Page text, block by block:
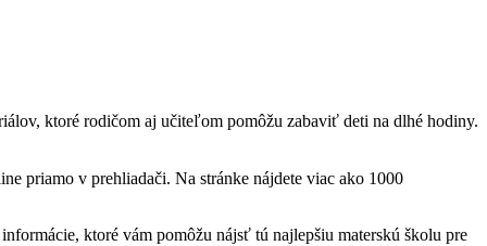
ktoré rodičom aj učiteľom pomôžu zabaviť deti na dlhé hodiny.
priamo v prehliadači. Na stránke nájdete viac ako 1000
ktoré vám pomôžu nájsť tú najlepšiu materskú školu pre